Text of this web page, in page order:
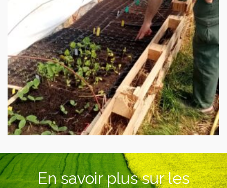
La transition agroécologique de Mouthiers-sur-
Boëme
En savoir plus sur les